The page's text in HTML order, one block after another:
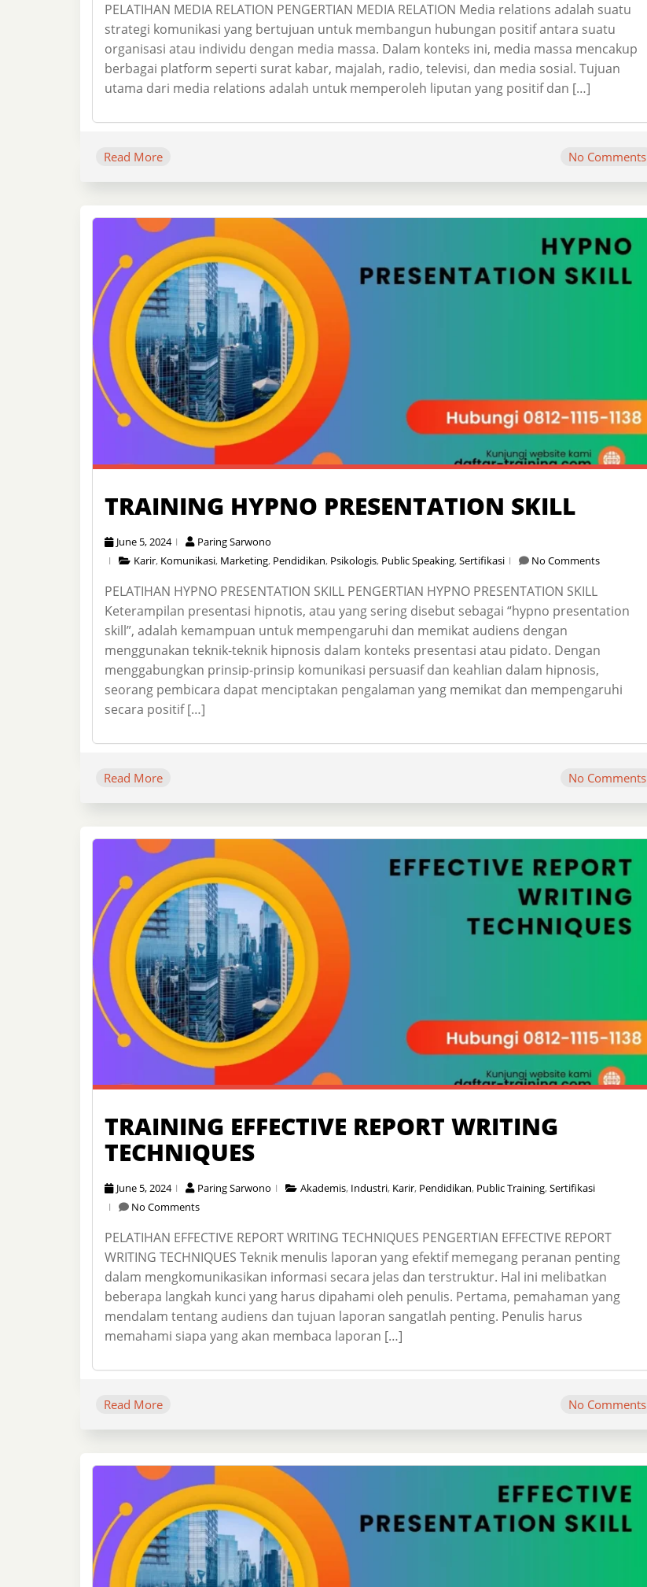
PELATIHAN MEDIA RELATION PENGERTIAN MEDIA RELATION Media relations adalah suatu
strategi komunikasi yang bertujuan untuk membangun hubungan positif antara suatu
organisasi atau individu dengan media massa. Dalam konteks ini, media massa mencakup
berbagai platform seperti surat kabar, majalah, radio, televisi, dan media sosial. Tujuan
utama dari media relations adalah untuk memperoleh liputan yang positif dan […]
Read More No Comments
TRAINING HYPNO PRESENTATION SKILL
June 5, 2024
Paring Sarwono
Karir, Komunikasi, Marketing, Pendidikan, Psikologis, Public Speaking,Sertifikasi No Comments
PELATIHAN HYPNO PRESENTATION SKILL PENGERTIAN HYPNO PRESENTATION SKILL
Keterampilan presentasi hipnotis, atau yang sering disebut sebagai “hypno presentation
skill”, adalah kemampuan untuk mempengaruhi dan memikat audiens dengan
menggunakan teknik-teknik hipnosis dalam konteks presentasi atau pidato. Dengan
menggabungkan prinsip-prinsip komunikasi persuasif dan keahlian dalam hipnosis,
seorang pembicara dapat menciptakan pengalaman yang memikat dan mempengaruhi
secara positif […]
Read More No Comments
TRAINING EFFECTIVE REPORT WRITING
TECHNIQUES
June 5, 2024 Paring Sarwono Akademis, Industri, Karir, Pendidikan, Public Training,Sertifikasi
No Comments
PELATIHAN EFFECTIVE REPORT WRITING TECHNIQUES PENGERTIAN EFFECTIVE REPORT
WRITING TECHNIQUES Teknik menulis laporan yang efektif memegang peranan penting
dalam mengkomunikasikan informasi secara jelas dan terstruktur. Hal ini melibatkan
beberapa langkah kunci yang harus dipahami oleh penulis. Pertama, pemahaman yang
mendalam tentang audiens dan tujuan laporan sangatlah penting. Penulis harus
memahami siapa yang akan membaca laporan […]
Read More No Comments